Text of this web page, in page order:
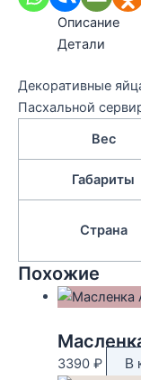
Описание
Детали
Декоративные
Пасхальной
Вес
Габариты
Страна
Похожие
3390 ₽ В